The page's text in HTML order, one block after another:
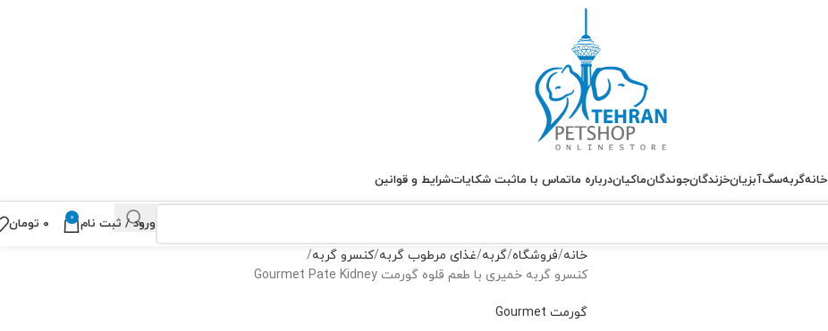
خانهگربهسگآبزیانخزندگانجوندگانماکیاندرباره ماتماس با ماثبت شکایاتشرایط و قوانین
ورود / ثبت نام 0 ۰ تومان
خانه فروشگاه گربه غذای مرطوب گربه کنسرو گربه
کنسرو گربه خمیری با طعم قلوه گورمت Gourmet Pate Kidney
گورمت Gourmet